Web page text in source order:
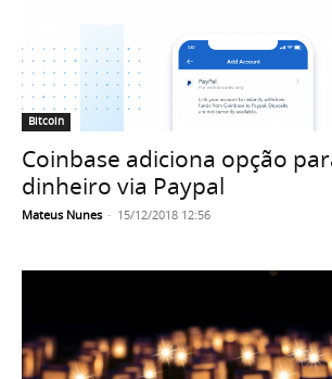
Bitcoin
Coinbase adiciona opção
dinheiro via Paypal
Mateus Nunes - 15/12/2018 12:56